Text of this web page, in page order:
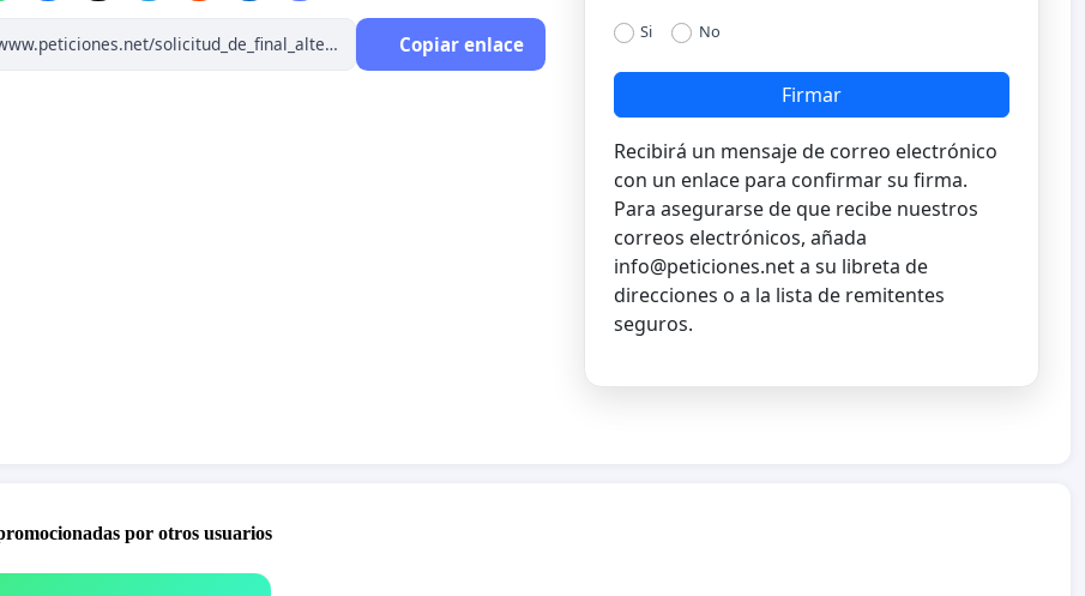
Copiar enlace
Si No
Firmar
Recibirá un mensaje de correo electrónico
con un enlace para confirmar su firma.
Para asegurarse de que recibe nuestros
correos electrónicos, añada
info@peticiones.neta su libreta de
direcciones o a la lista de remitentes
seguros.
por otros usuarios